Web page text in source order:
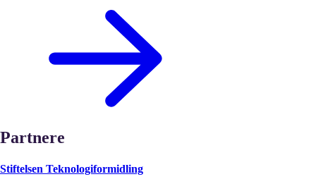
Partnere
Stiftelsen Teknologiformidling